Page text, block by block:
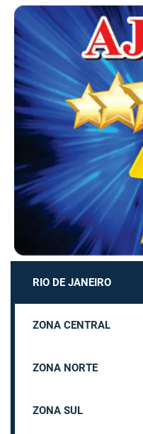
RIO DE JANEIRO
ZONA CENTRAL
ZONA NORTE
ZONA SUL